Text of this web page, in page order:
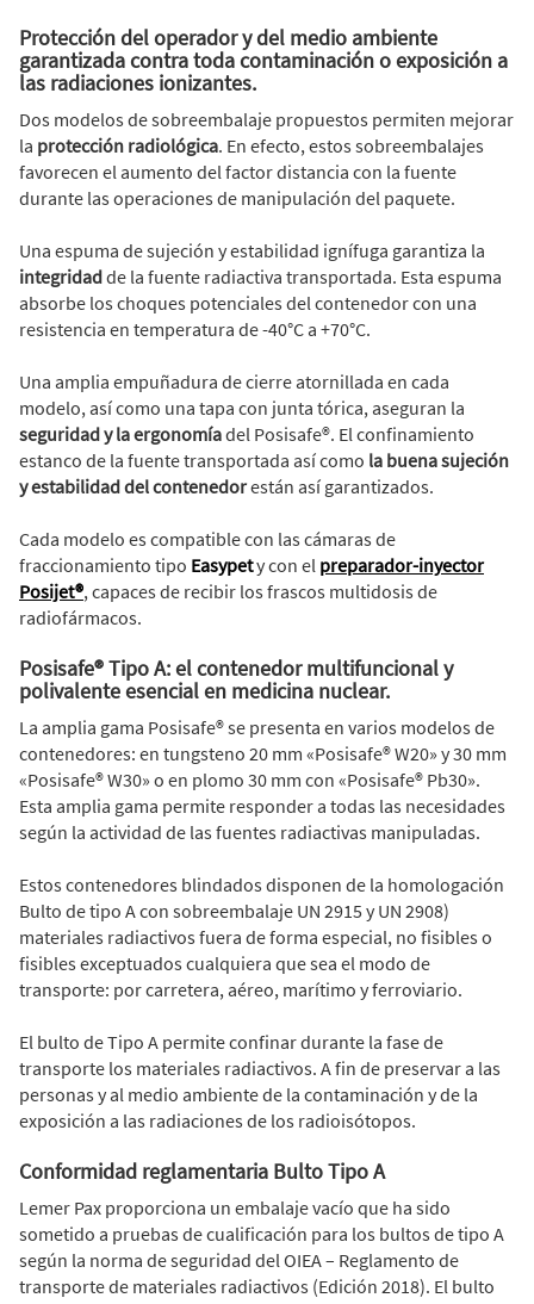
Protección del operador y del medio ambiente
garantizada contra toda contaminación o exposición a
las radiaciones ionizantes.
Dos modelos de sobreembalaje propuestos permiten mejorar
la protección radiológica. En efecto, estos sobreembalajes
favorecen el aumento del factor distancia con la fuente
durante las operaciones de manipulación del paquete.
Una espuma de sujeción y estabilidad ignífuga garantiza la
integridadde la fuente radiactiva transportada. Esta espuma
absorbe los choques potenciales del contenedor con una
resistencia en temperatura de -40°C a +70°C.
Una amplia empuñadura de cierre atornillada en cada
modelo, así como una tapa con junta tórica, aseguran la
seguridad y la ergonomíadel Posisafe®. El confinamiento
estanco de la fuente transportada así como la buena sujeción
y estabilidad del contenedorestán así garantizados.
Cada modelo es compatible con las cámaras de
fraccionamiento tipo Easypety con el preparador-inyector
Posijet®, capaces de recibir los frascos multidosis de
radiofármacos.
Posisafe® Tipo A: el contenedor multifuncional y
polivalente esencial en medicina nuclear.
La amplia gama Posisafe® se presenta en varios modelos de
contenedores: en tungsteno 20 mm «Posisafe® W20» y 30 mm
«Posisafe® W30» o en plomo 30 mm con «Posisafe® Pb30».
Esta amplia gama permite responder a todas las necesidades
según la actividad de las fuentes radiactivas manipuladas.
Estos contenedores blindados disponen de la homologación
Bulto de tipo A con sobreembalaje UN 2915 y UN 2908)
materiales radiactivos fuera de forma especial, no fisibles o
fisibles exceptuados cualquiera que sea el modo de
transporte: por carretera, aéreo, marítimo y ferroviario.
El bulto de Tipo A permite confinar durante la fase de
transporte los materiales radiactivos. A fin de preservar a las
personas y al medio ambiente de la contaminación y de la
exposición a las radiaciones de los radioisótopos.
Conformidad reglamentaria Bulto Tipo A
Lemer Pax proporciona un embalaje vacío que ha sido
sometido a pruebas de cualificación para los bultos de tipo A
según la norma de seguridad del OIEA – Reglamento de
transporte de materiales radiactivos (Edición 2018). El bulto